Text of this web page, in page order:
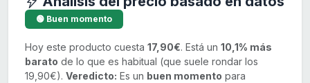
🟢 Buen momento
Hoy este producto cuesta 17,90€. Está un 10,1% más
barato de lo que es habitual (que suele rondar los
19,90€). Veredicto: Es un buen momento para